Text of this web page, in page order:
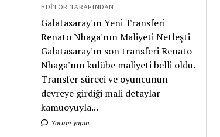
EDITOR TARAFINDAN
Galatasaray'ın Yeni Transferi
Renato Nhaga'nın Maliyeti Netleşti
Galatasaray'ın son transferi Renato
Nhaga'nın kulübe maliyeti belli oldu.
Transfer süreci ve oyuncunun
devreye girdiği mali detaylar
kamuoyuyla...
Yorum yapın